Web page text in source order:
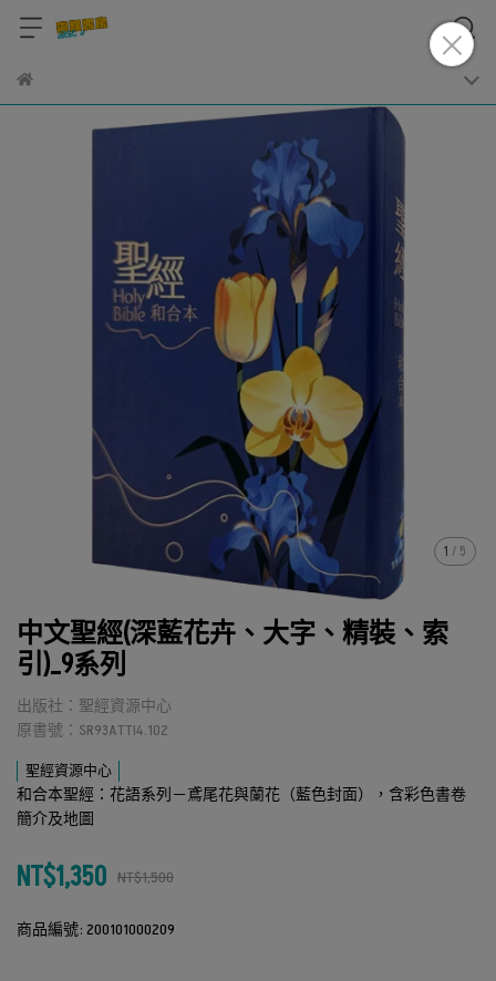
1 / 5
中文聖經(深藍花卉、大字、精裝、索
引)_9系列
出版社：聖經資源中心
原書號：SR93ATTI4.102
聖經資源中心
和合本聖經：花語系列－鳶尾花與蘭花（藍色封面），含彩色書卷
簡介及地圖
NT$1,350 NT$1,500
商品編號: 200101000209